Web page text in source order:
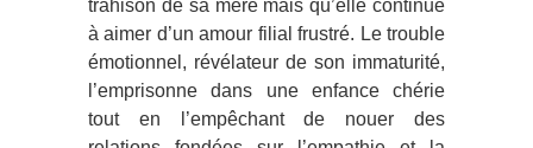
trahison de sa mère mais qu’elle continue
à aimer d’un amour filial frustré. Le trouble
émotionnel, révélateur de son immaturité,
l’emprisonne dans une enfance chérie
tout en l’empêchant de nouer des